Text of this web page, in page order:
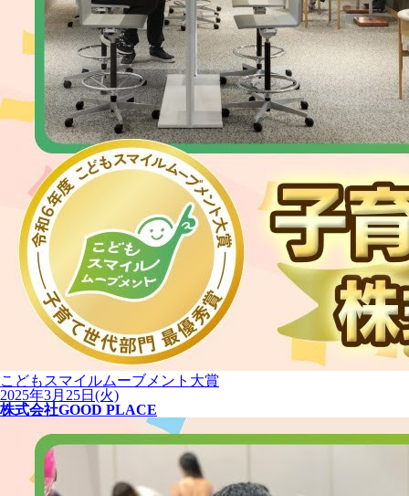
こどもスマイルムーブメント大賞
2025年3月25日(火)
株式会社GOOD PLACE